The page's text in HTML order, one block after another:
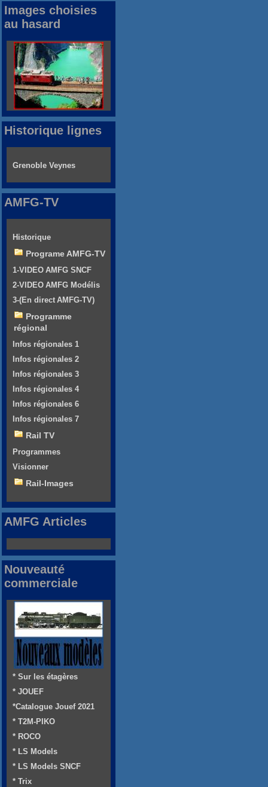
Images choisies
au hasard
Historique lignes
Grenoble Veynes
AMFG-TV
Historique
Programe AMFG-TV
1-VIDEO AMFG SNCF
2-VIDEO AMFG Modélis
3-(En direct AMFG-TV)
Programme
régional
Infos régionales 1
Infos régionales 2
Infos régionales 3
Infos régionales 4
Infos régionales 6
Infos régionales 7
Rail TV
Programmes
Visionner
Rail-Images
AMFG Articles
Nouveauté
commerciale
* Sur les étagères
* JOUEF
*Catalogue Jouef 2021
* T2M-PIKO
* ROCO
* LS Models
* LS Models SNCF
* Trix